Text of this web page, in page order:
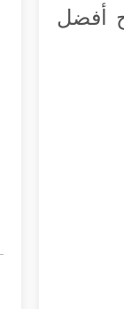
أفضل